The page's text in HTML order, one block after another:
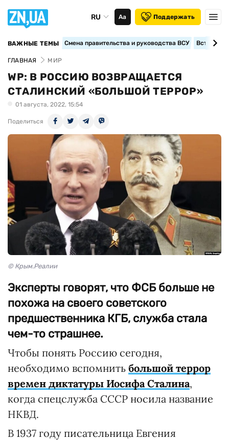
RU Аа Поддержать
ВАЖНЫЕ ТЕМЫ Смена правительства и руководства ВСУ
ГЛАВНАЯ МИР
WP: В РОССИЮ ВОЗВРАЩАЕТСЯ
СТАЛИНСКИЙ «БОЛЬШОЙ ТЕРРОР»
01 августа, 2022, 15:54
Поделиться
© Крым.Реалии
Эксперты говорят, что ФСБ больше не
похожа на своего советского
предшественника КГБ, служба стала
чем-то страшнее.
Чтобы понять Россию сегодня,
необходимо вспомнить большой террор
времен диктатуры Иосифа Сталина,
когда спецслужба СССР носила название
НКВД.
В 1937 году писательница Евгения